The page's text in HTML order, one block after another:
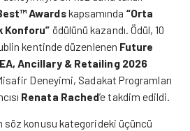
Awardskapsamında “Orta
Konforu” ödülünü kazandı. Ödül, 10
kentinde düzenlenen Future
Ancillary & Retailing 2026
Deneyimi, Sadakat Programları
Renata Rached’e takdim edildi.
söz konusu kategorideki üçüncü